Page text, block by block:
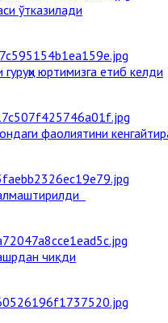
ўтказилади
юртимизга етиб келди
фаолиятини
чиқди